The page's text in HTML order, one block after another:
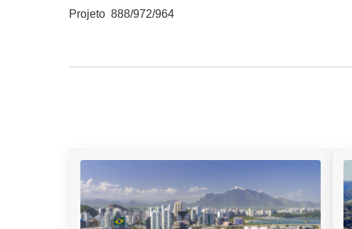
Projeto 888/972/964